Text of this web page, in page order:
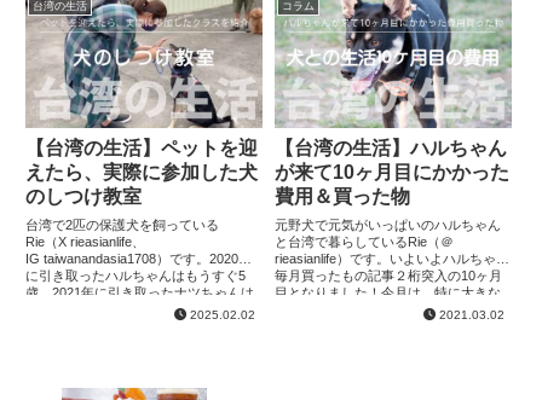
台湾の生活
【台湾の生活】ペットを迎
えたら、実際に参加した犬
のしつけ教室
台湾で2匹の保護犬を飼っている
Rie（X rieasianlife、
IG taiwanandasia1708）です。2020年
に引き取ったハルちゃんはもうすぐ5
歳、2021年に引き取ったナツちゃんは
もう4歳になります。台北で引き取った
2025.02.02
コラム
【台湾の生活】ハルちゃん
が来て10ヶ月目にかかった
費用＆買った物
元野犬で元気がいっぱいのハルちゃん
と台湾で暮らしているRie（＠
rieasianlife）です。いよいよハルちゃん
毎月買ったもの記事２桁突入の10ヶ月
目となりました！今月は、特に大きな
出費はないかなぁーと思ってたら、最
2021.03.02